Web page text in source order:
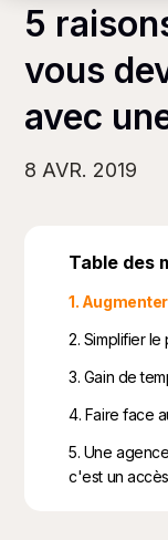
5
vous
avec
8 AVR. 2019
Table des
1.
2. Simplifier
3. Gain de
4. Faire face
5. Une
c'est un